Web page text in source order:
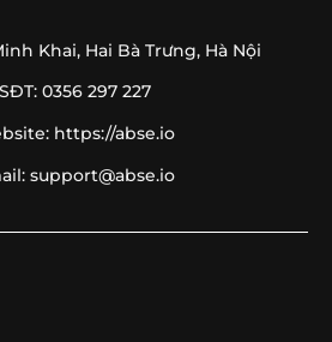
Khai, Hai Bà Trưng, Hà Nội
SĐT: 0356 297 227
https://abse.io
support@abse.io